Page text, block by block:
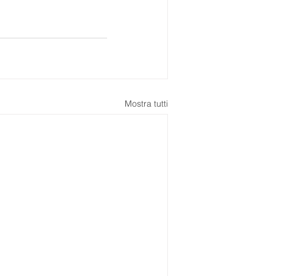
Mostra tutti